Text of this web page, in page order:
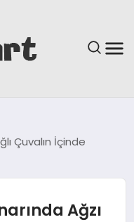
Çuvalın İçinde
Ağzı